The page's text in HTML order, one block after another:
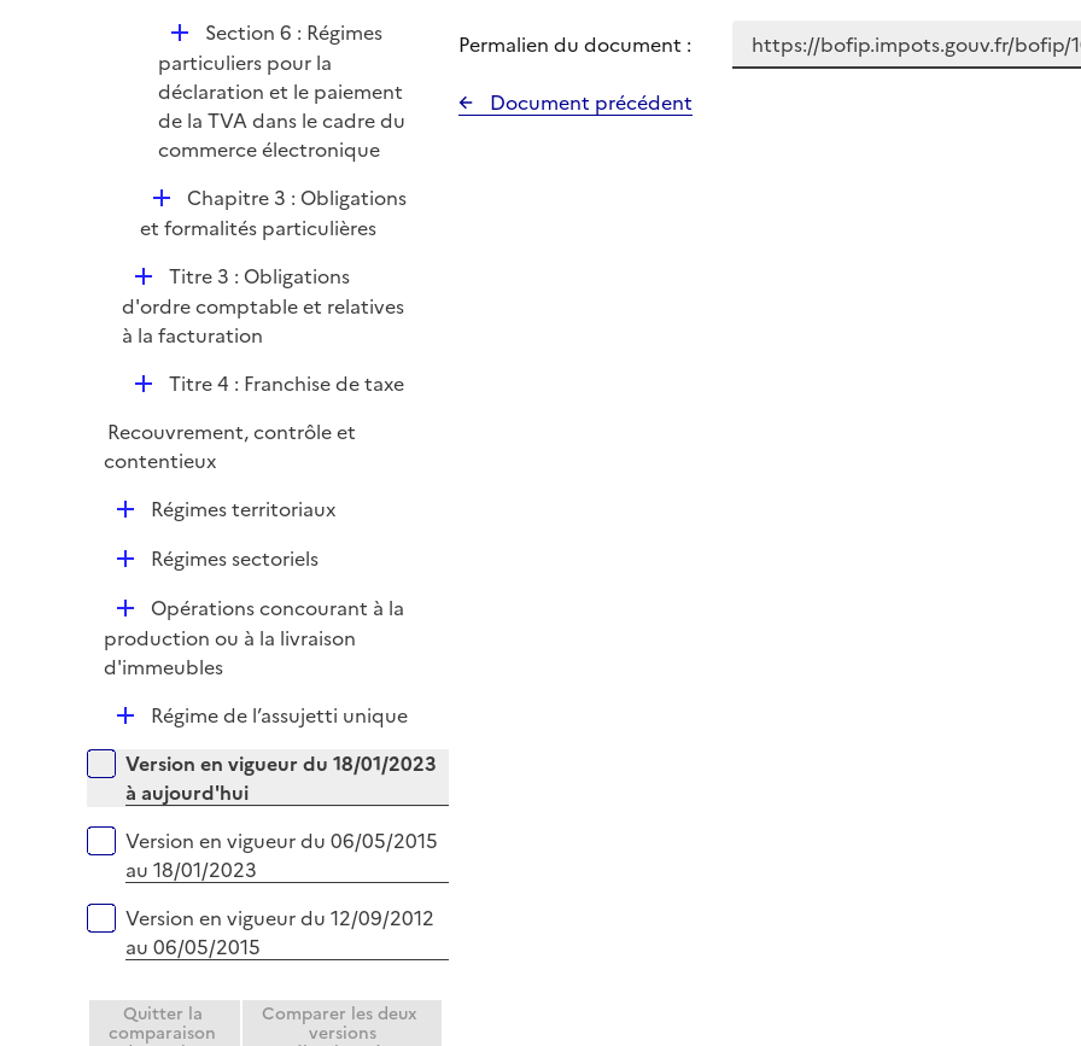
D
é
p
l
i
r
Section 6 : Régimes
particuliers pour la
déclaration et le paiement
de la TVA dans le cadre du
commerce électronique
D
é
l
i
e
r
Chapitre 3 : Obligations
et formalités particulières
D
é
p
r
Titre 3 : Obligations
d'ordre comptable et relatives
à la facturation
D
p
l
i
r
Titre 4 : Franchise de taxe
Recouvrement, contrôle et
contentieux
D
e
r
Régimes territoriaux
D
l
i
Régimes sectoriels
D
é
p
e
r
Opérations concourant à la
production ou à la livraison
d'immeubles
D
p
l
i
r
Régime de l’assujetti unique
Versions sur la période
Version en vigueur du 18/01/2023
à aujourd'hui
Version en vigueur du 06/05/2015
au 18/01/2023
Version en vigueur du 12/09/2012
au 06/05/2015
Quitter la
comparaison
Comparer les deux
versions
Permalien du document :
Document précédent